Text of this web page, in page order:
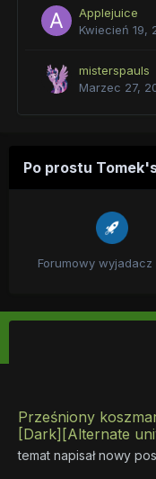
Applejuice
Kwiecień 19,
misterspauls
Marzec 27,
Po prostu
Forumowy wyjadacz
Prześniony
[Dark][Alternate
temat napisał nowy